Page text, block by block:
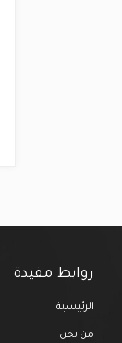
روابط مفيدة
الرئيسية
من نحن